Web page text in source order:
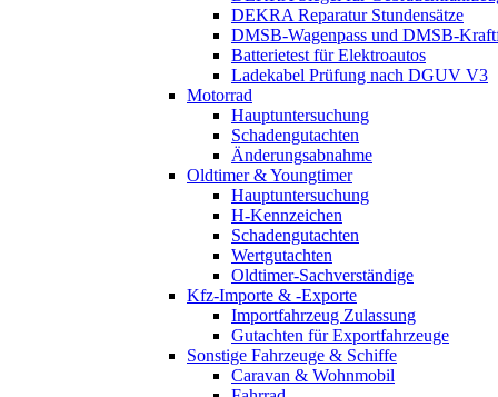
DEKRA Reparatur Stundensätze
DMSB-Wagenpass und DMSB-
Batterietest für Elektroautos
Ladekabel Prüfung nach DGUV V3
Motorrad
Hauptuntersuchung
Schadengutachten
Änderungsabnahme
Oldtimer & Youngtimer
Hauptuntersuchung
H-Kennzeichen
Schadengutachten
Wertgutachten
Oldtimer-Sachverständige
Kfz-Importe & -Exporte
Importfahrzeug Zulassung
Gutachten für Exportfahrzeuge
Sonstige Fahrzeuge & Schiffe
Caravan & Wohnmobil